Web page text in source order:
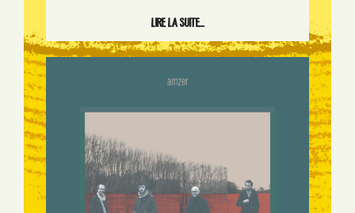
Lire la suite...